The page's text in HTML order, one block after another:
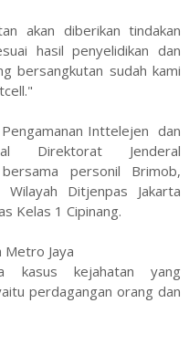
akan diberikan tindakan
hasil penyelidikan dan
bersangkutan sudah kami
Inttelejen dan
Direktorat Jenderal
personil Brimob,
Ditjenpas Jakarta
Kelas 1 Cipinang.
Metro Jaya
kasus kejahatan yang
perdagangan orang dan